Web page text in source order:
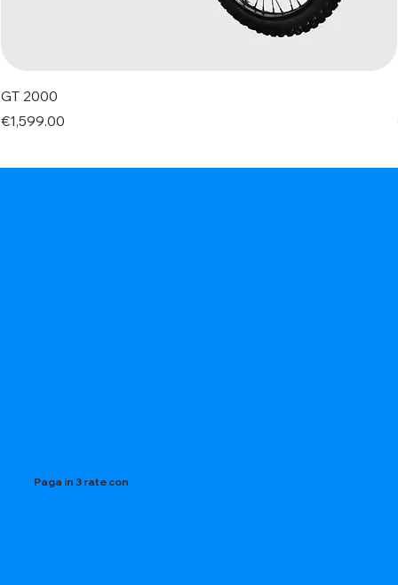
GT 2000
Price
€1,599.00
Paga in 3 rate con